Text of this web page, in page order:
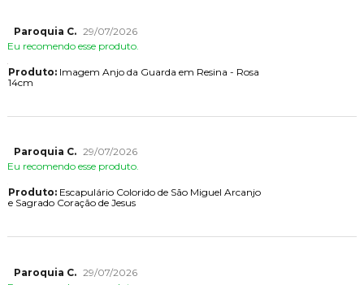
Paroquia C. 29/07/2026
Eu recomendo esse produto.
Produto:Imagem Anjo da Guarda em Resina - Rosa
14cm
Paroquia C. 29/07/2026
Eu recomendo esse produto.
Produto:Escapulário Colorido de São Miguel Arcanjo
e Sagrado Coração de Jesus
Paroquia C. 29/07/2026